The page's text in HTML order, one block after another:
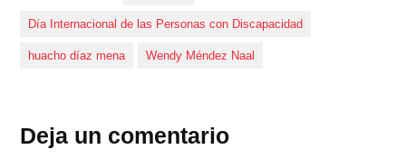
Día Internacional de las Personas con Discapacidad
huacho díaz mena Wendy Méndez Naal
Deja un comentario